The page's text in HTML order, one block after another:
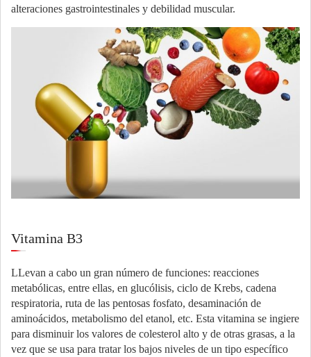
alteraciones gastrointestinales y debilidad muscular.
Vitamina B3
LLevan a cabo un gran número de funciones: reacciones
metabólicas, entre ellas, en glucólisis, ciclo de Krebs, cadena
respiratoria, ruta de las pentosas fosfato, desaminación de
aminoácidos, metabolismo del etanol, etc. Esta vitamina se ingiere
para disminuir los valores de colesterol alto y de otras grasas, a la
vez que se usa para tratar los bajos niveles de un tipo específico